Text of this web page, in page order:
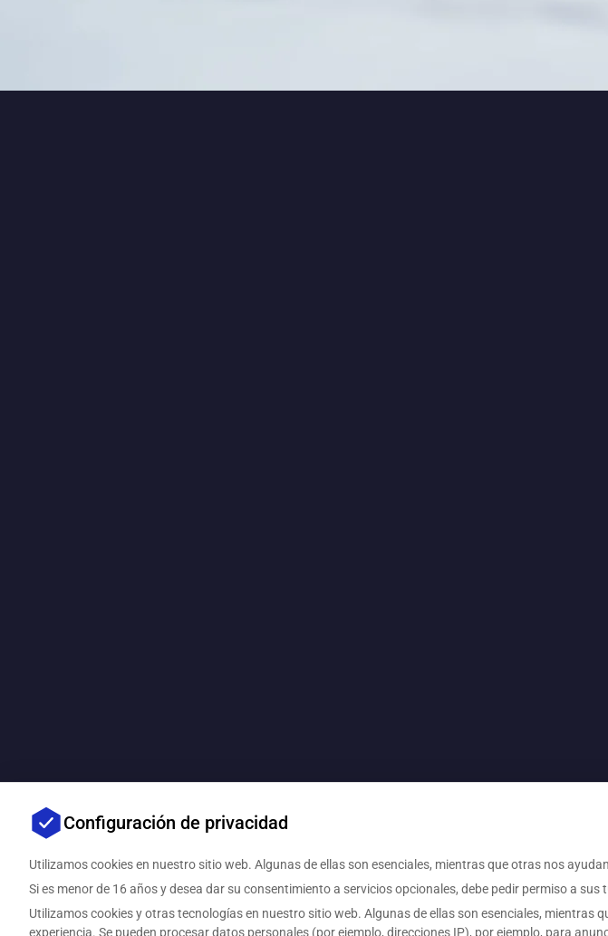
Configuración de privacidad
Utilizamos cookies en nuestro sitio web. Algunas de ellas son esenciales, mientras que otras nos
Si es menor de 16 años y desea dar su consentimiento a servicios opcionales, debe pedir permiso a sus
Utilizamos cookies y otras tecnologías en nuestro sitio web. Algunas de ellas son esenciales, mientras
experiencia. Se pueden procesar datos personales (por ejemplo, direcciones IP), por ejemplo, para